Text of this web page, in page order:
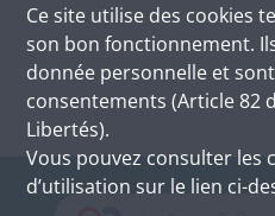
Ce site utilise des cookies
son bon fonctionnement.
donnée personnelle et
consentements (Article 82
Libertés).
Vous pouvez consulter les
d’utilisation sur le lien ci-